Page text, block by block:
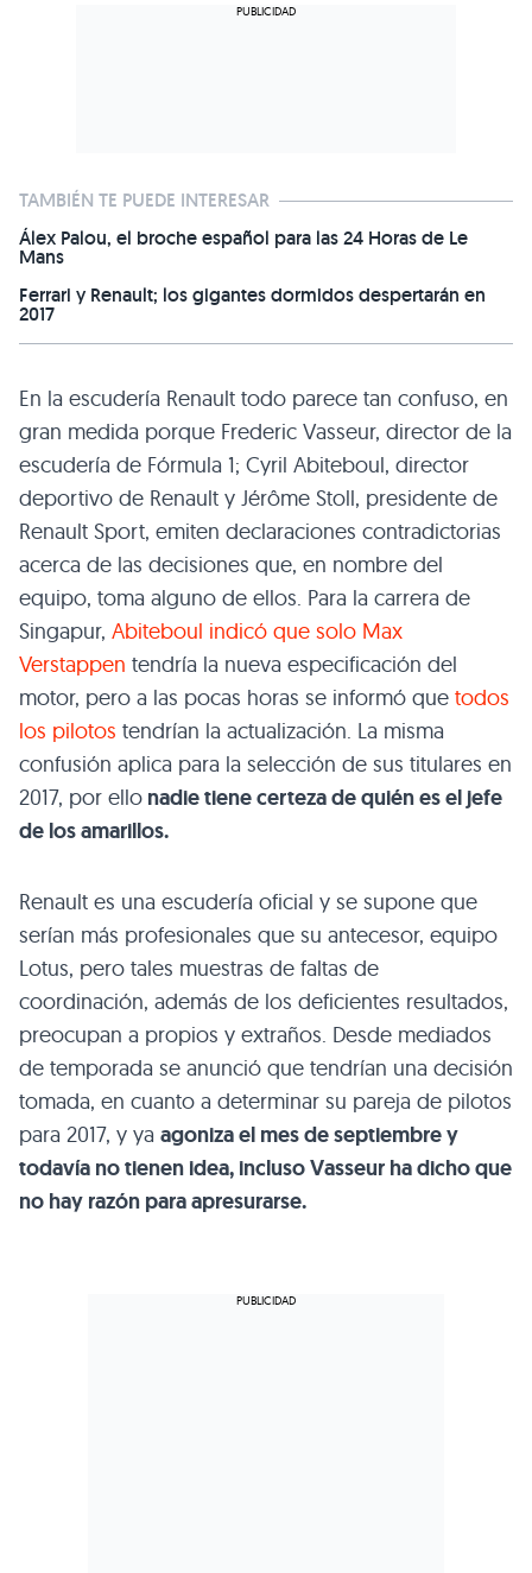
TAMBIÉN TE PUEDE INTERESAR
Álex Palou, el broche español para las 24 Horas de Le
Mans
Ferrari y Renault; los gigantes dormidos despertarán en
2017
En la escudería Renault todo parece tan confuso, en
gran medida porque Frederic Vasseur, director de la
escudería de Fórmula 1; Cyril Abiteboul, director
deportivo de Renault y Jérôme Stoll, presidente de
Renault Sport, emiten declaraciones contradictorias
acerca de las decisiones que, en nombre del
equipo, toma alguno de ellos. Para la carrera de
Singapur, Abiteboul indicó que solo Max
Verstappen tendría la nueva especificación del
motor, pero a las pocas horas se informó que todos
los pilotos tendrían la actualización. La misma
confusión aplica para la selección de sus titulares en
2017, por ello nadie tiene certeza de quién es el jefe
de los amarillos.
Renault es una escudería oficial y se supone que
serían más profesionales que su antecesor, equipo
Lotus, pero tales muestras de faltas de
coordinación, además de los deficientes resultados,
preocupan a propios y extraños. Desde mediados
de temporada se anunció que tendrían una decisión
tomada, en cuanto a determinar su pareja de pilotos
para 2017, y ya agoniza el mes de septiembre y
todavía no tienen idea, incluso Vasseur ha dicho que
no hay razón para apresurarse.